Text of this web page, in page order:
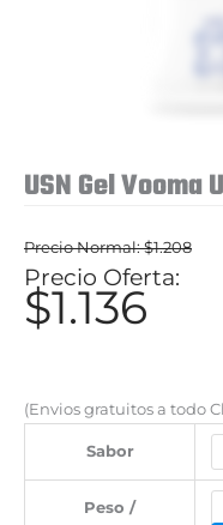
USN Gel Vooma
$1.208
El
precio
era:
$1.208.
$1.136
es:
(Envios gratuitos a todo
Sabor
Peso /